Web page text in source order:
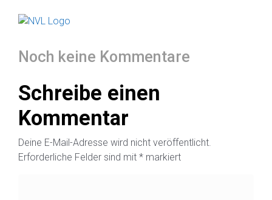
Noch keine Kommentare
Schreibe einen
Kommentar
Deine E-Mail-Adresse wird nicht veröffentlicht.
Erforderliche Felder sind mit * markiert